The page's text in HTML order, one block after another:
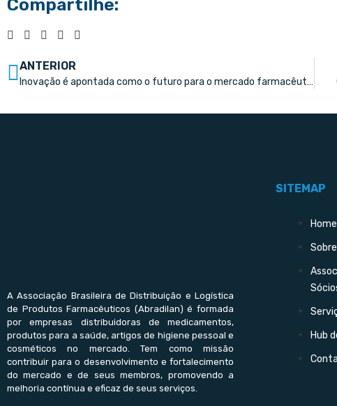
Compartilhe:
ANTERIOR
Inovação é apontada como o futuro para o mercado farmacêutico
A Associação Brasileira de Distribuição e Logística
de Produtos Farmacêuticos (Abradilan) é formada
por empresas distribuidoras de medicamentos,
produtos para a saúde, artigos de higiene pessoal e
cosméticos no mercado. Tem como missão
contribuir para o desenvolvimento e fortalecimento
do mercado e de seus membros, promovendo a
melhoria contínua e eficaz de seus serviços.
SITEMAP
Home
Sobre
Hub